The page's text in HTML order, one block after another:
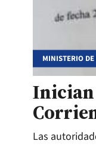
MINISTERIO
Las